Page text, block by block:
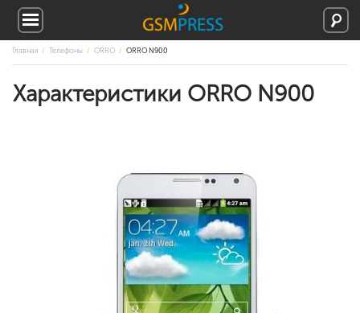
Главная Телефоны ORRO ORRO N900
Характеристики ORRO N900